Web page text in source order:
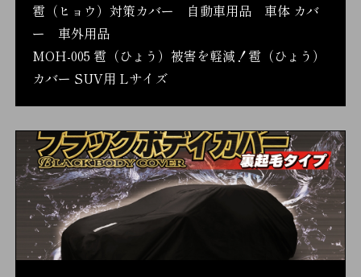
雹（ヒョウ）対策カバー 自動車用品 車体 カバ
ー 車外用品
MOH-005 雹（ひょう）被害を軽減！雹（ひょう）
カバー SUV用 Lサイズ